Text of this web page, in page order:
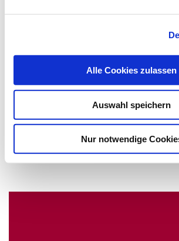
Alle Cookies zulassen
Auswahl speichern
Nur notwendige
Körpereigene
Lymphknotenkrebs
Impfung bei Kindern?
Fernziel Impfung statt Chemotherapie: In
geförderten Forschungsinitiative